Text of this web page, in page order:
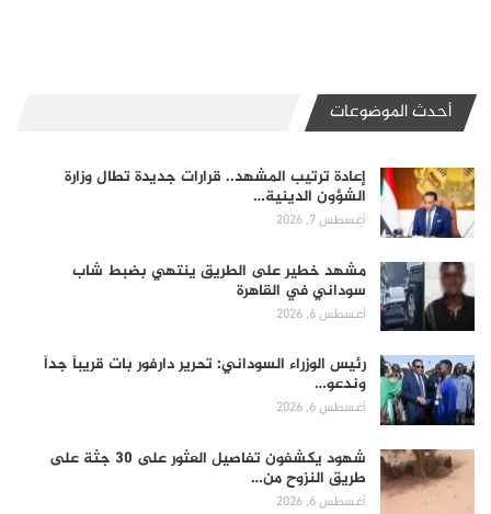
أحدث الموضوعات
إعادة ترتيب المشهد.. قرارات جديدة تطال وزارة
الشؤون الدينية…
أغسطس 7, 2026
مشهد خطير على الطريق ينتهي بضبط شاب
سوداني في القاهرة
أغسطس 6, 2026
رئيس الوزراء السوداني: تحرير دارفور بات قريباً جداً
وندعو…
أغسطس 6, 2026
شهود يكشفون تفاصيل العثور على 30 جثة على
طريق النزوح من…
أغسطس 6, 2026